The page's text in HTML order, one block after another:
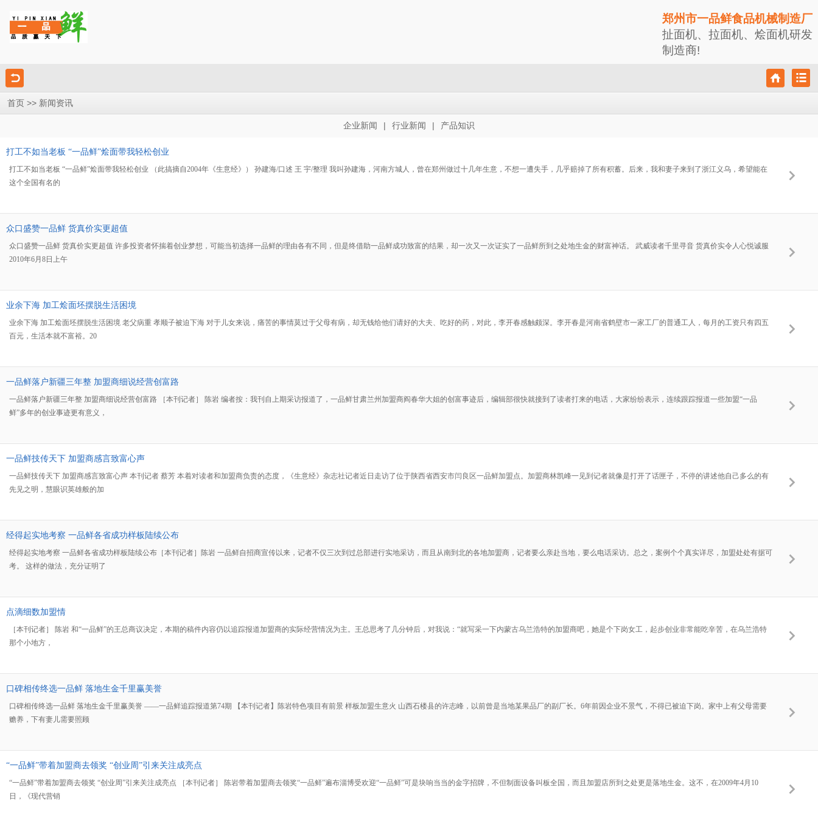
郑州市一品鲜食品机械制造厂
扯面机、拉面机、烩面机研发
制造商!
首页 >> 新闻资讯
企业新闻 | 行业新闻 | 产品知识
打工不如当老板 “一品鲜”烩面带我轻松创业
打工不如当老板 “一品鲜”烩面带我轻松创业 （此搞摘自2004年《生意经》） 孙建海/口述 王 宇/整理 我叫孙建海，河南方城人，曾在郑州做过十几年生意，不想一遭失手，几乎赔掉了所有积蓄。后来，我和妻子来到了浙江义乌，希望能在
这个全国有名的
众口盛赞一品鲜 货真价实更超值
众口盛赞一品鲜 货真价实更超值 许多投资者怀揣着创业梦想，可能当初选择一品鲜的理由各有不同，但是终借助一品鲜成功致富的结果，却一次又一次证实了一品鲜所到之处地生金的财富神话。 武威读者千里寻音 货真价实令人心悦诚服
2010年6月8日上午
业余下海 加工烩面坯摆脱生活困境
业余下海 加工烩面坯摆脱生活困境 老父病重 孝顺子被迫下海 对于儿女来说，痛苦的事情莫过于父母有病，却无钱给他们请好的大夫、吃好的药，对此，李开春感触颇深。李开春是河南省鹤壁市一家工厂的普通工人，每月的工资只有四五
百元，生活本就不富裕。20
一品鲜落户新疆三年整 加盟商细说经营创富路
一品鲜落户新疆三年整 加盟商细说经营创富路 ［本刊记者］ 陈岩 编者按：我刊自上期采访报道了，一品鲜甘肃兰州加盟商阎春华大姐的创富事迹后，编辑部很快就接到了读者打来的电话，大家纷纷表示，连续跟踪报道一些加盟“一品
鲜”多年的创业事迹更有意义，
一品鲜技传天下 加盟商感言致富心声
一品鲜技传天下 加盟商感言致富心声 本刊记者 蔡芳 本着对读者和加盟商负责的态度，《生意经》杂志社记者近日走访了位于陕西省西安市闫良区一品鲜加盟点。加盟商林凯峰一见到记者就像是打开了话匣子，不停的讲述他自己多么的有
先见之明，慧眼识英雄般的加
经得起实地考察 一品鲜各省成功样板陆续公布
经得起实地考察 一品鲜各省成功样板陆续公布［本刊记者］陈岩 一品鲜自招商宣传以来，记者不仅三次到过总部进行实地采访，而且从南到北的各地加盟商，记者要么亲赴当地，要么电话采访。总之，案例个个真实详尽，加盟处处有据可
考。 这样的做法，充分证明了
点滴细数加盟情
［本刊记者］ 陈岩 和“一品鲜”的王总商议决定，本期的稿件内容仍以追踪报道加盟商的实际经营情况为主。王总思考了几分钟后，对我说：“就写采一下内蒙古乌兰浩特的加盟商吧，她是个下岗女工，起步创业非常能吃辛苦，在乌兰浩特
那个小地方，
口碑相传终选一品鲜 落地生金千里赢美誉
口碑相传终选一品鲜 落地生金千里赢美誉 ——一品鲜追踪报道第74期 【本刊记者】陈岩特色项目有前景 样板加盟生意火 山西石楼县的许志峰，以前曾是当地某果品厂的副厂长。6年前因企业不景气，不得已被迫下岗。家中上有父母需要
赡养，下有妻儿需要照顾
“一品鲜”带着加盟商去领奖 “创业周”引来关注成亮点
“一品鲜”带着加盟商去领奖 “创业周”引来关注成亮点 ［本刊记者］ 陈岩带着加盟商去领奖“一品鲜”遍布淄博受欢迎“一品鲜”可是块响当当的金字招牌，不但制面设备叫板全国，而且加盟店所到之处更是落地生金。这不，在2009年4月10
日，《现代营销